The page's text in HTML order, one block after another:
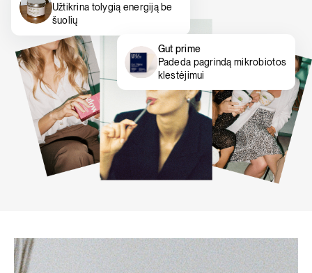
Užtikrina tolygią energiją be
šuolių
Gut prime
Padeda pagrindą mikrobiotos
klestėjimui